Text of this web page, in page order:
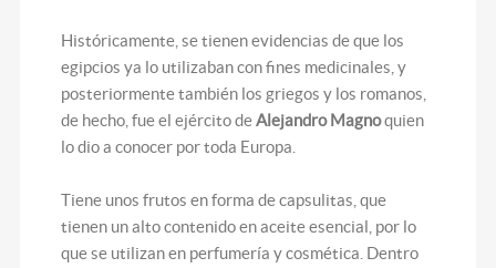
Históricamente, se tienen evidencias de que los
egipcios ya lo utilizaban con fines medicinales, y
posteriormente también los griegos y los romanos,
de hecho, fue el ejército deAlejandro Magnoquien
lo dio a conocer por toda Europa.
Tiene unos frutos en forma de capsulitas, que
tienen un alto contenido en aceite esencial, por lo
que se utilizan en perfumería y cosmética. Dentro